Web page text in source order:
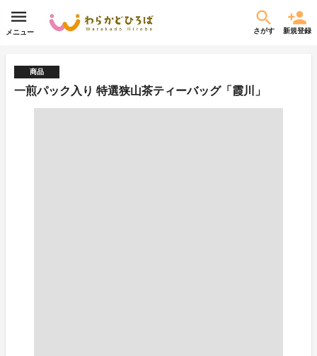
メニュー さがす 新規登録
商品
一煎パック入り 特選狭山茶ティーバッグ「霞川」